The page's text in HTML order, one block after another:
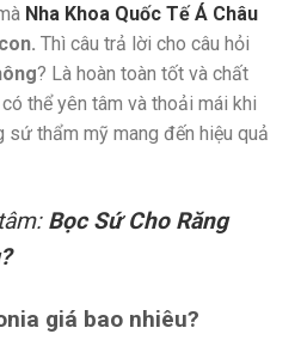
Nha Khoa Quốc Tế Á Châu
Thì câu trả lời cho câu hỏi
? Là hoàn toàn tốt và chất
thể yên tâm và thoải mái khi
sứ thẩm mỹ mang đến hiệu quả
Bọc Sứ Cho Răng
giá bao nhiêu?